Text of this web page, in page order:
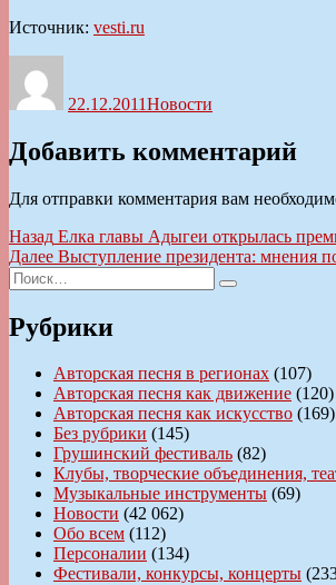
Источник: vesti.ru
22.12.2011Новости
Добавить комментарий
Для отправки комментария вам
Навигация
по
записям
Назад Предыдущая
запись:
Елка главы Адыгеи открылась
Далее Следующая
Выступление президента: мнения
Искать:
Поиск
Рубрики
Авторская песня в регионах (107)
Авторская песня как движение (120)
Авторская песня как искусство (169)
Без рубрики (145)
Грушинский фестиваль (82)
Клубы, творческие объединения,
Музыкальные инструменты (69)
Новости (42 062)
Обо всем (112)
Персоналии (134)
Фестивали, конкурсы, концерты